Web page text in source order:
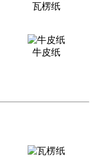
瓦楞纸
牛皮纸